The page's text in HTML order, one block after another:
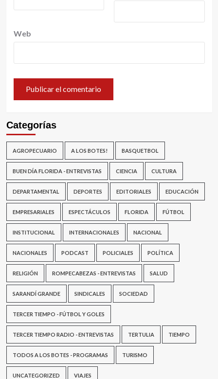
Web
Categorías
AGROPECUARIO A LOS BOTES! BASQUETBOL
BUEN DÍA FLORIDA - ENTREVISTAS CIENCIA CULTURA
DEPARTAMENTAL DEPORTES EDITORIALES EDUCACIÓN
EMPRESARIALES ESPECTÁCULOS FLORIDA FÚTBOL
INSTITUCIONAL INTERNACIONALES NACIONAL
NACIONALES PODCAST POLICIALES POLÍTICA
RELIGIÓN ROMPECABEZAS - ENTREVISTAS SALUD
SARANDÍ GRANDE SINDICALES SOCIEDAD
TERCER TIEMPO - FÚTBOL Y GOLES
TERCER TIEMPO RADIO - ENTREVISTAS TERTULIA TIEMPO
TODOS A LOS BOTES - PROGRAMAS TURISMO
UNCATEGORIZED VIAJES